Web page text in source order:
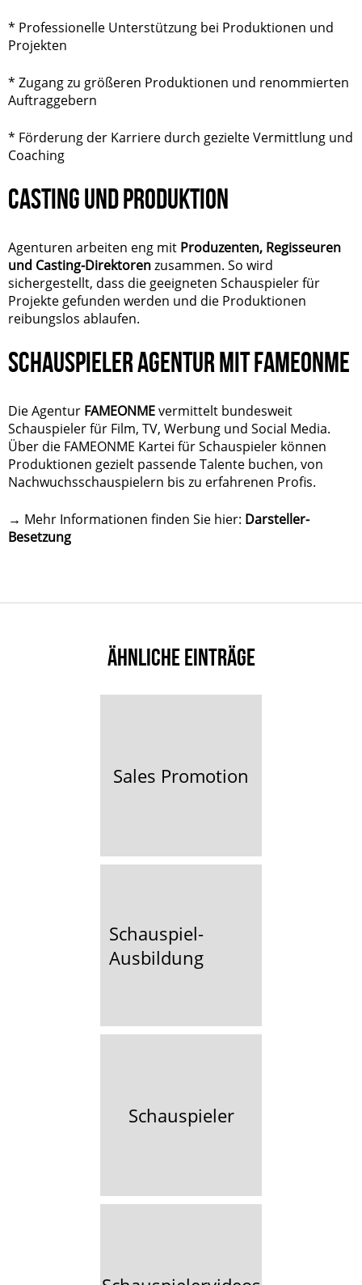
* Professionelle Unterstützung bei Produktionen und
Projekten
* Zugang zu größeren Produktionen und renommierten
Auftraggebern
* Förderung der Karriere durch gezielte Vermittlung und
Coaching
CASTING UND PRODUKTION
Agenturen arbeiten eng mit Produzenten, Regisseuren
und Casting-Direktorenzusammen. So wird
sichergestellt, dass die geeigneten Schauspieler für
Projekte gefunden werden und die Produktionen
reibungslos ablaufen.
SCHAUSPIELER AGENTUR MIT FAMEONME
Die Agentur FAMEONMEvermittelt bundesweit
Schauspieler für Film, TV, Werbung und Social Media.
Über die FAMEONME Kartei für Schauspieler können
Produktionen gezielt passende Talente buchen, von
Nachwuchsschauspielern bis zu erfahrenen Profis.
→ Mehr Informationen finden Sie hier: Darsteller-
Besetzung
ÄHNLICHE EINTRÄGE
Sales Promotion
Schauspiel-
Ausbildung
Schauspieler